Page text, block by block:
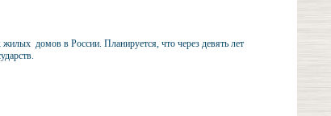
домов в России. Планируется, что через девять лет